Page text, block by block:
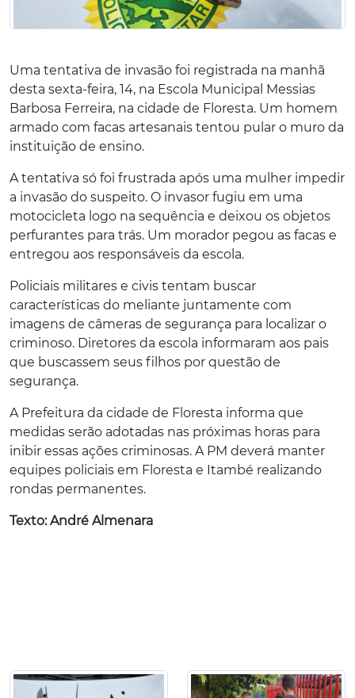
Uma tentativa de invasão foi registrada na manhã
desta sexta-feira, 14, na Escola Municipal Messias
Barbosa Ferreira, na cidade de Floresta. Um homem
armado com facas artesanais tentou pular o muro da
instituição de ensino.
A tentativa só foi frustrada após uma mulher impedir
a invasão do suspeito. O invasor fugiu em uma
motocicleta logo na sequência e deixou os objetos
perfurantes para trás. Um morador pegou as facas e
entregou aos responsáveis da escola.
Policiais militares e civis tentam buscar
características do meliante juntamente com
imagens de câmeras de segurança para localizar o
criminoso. Diretores da escola informaram aos pais
que buscassem seus filhos por questão de
segurança.
A Prefeitura da cidade de Floresta informa que
medidas serão adotadas nas próximas horas para
inibir essas ações criminosas. A PM deverá manter
equipes policiais em Floresta e Itambé realizando
rondas permanentes.
Texto: André Almenara